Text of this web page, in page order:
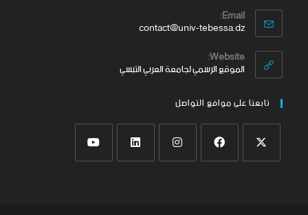
Email:
contact@univ-tebessa.dz
Website:
الموقع الرسمي لجامعة العربي التبسي
تابعنا على موافع التواصل